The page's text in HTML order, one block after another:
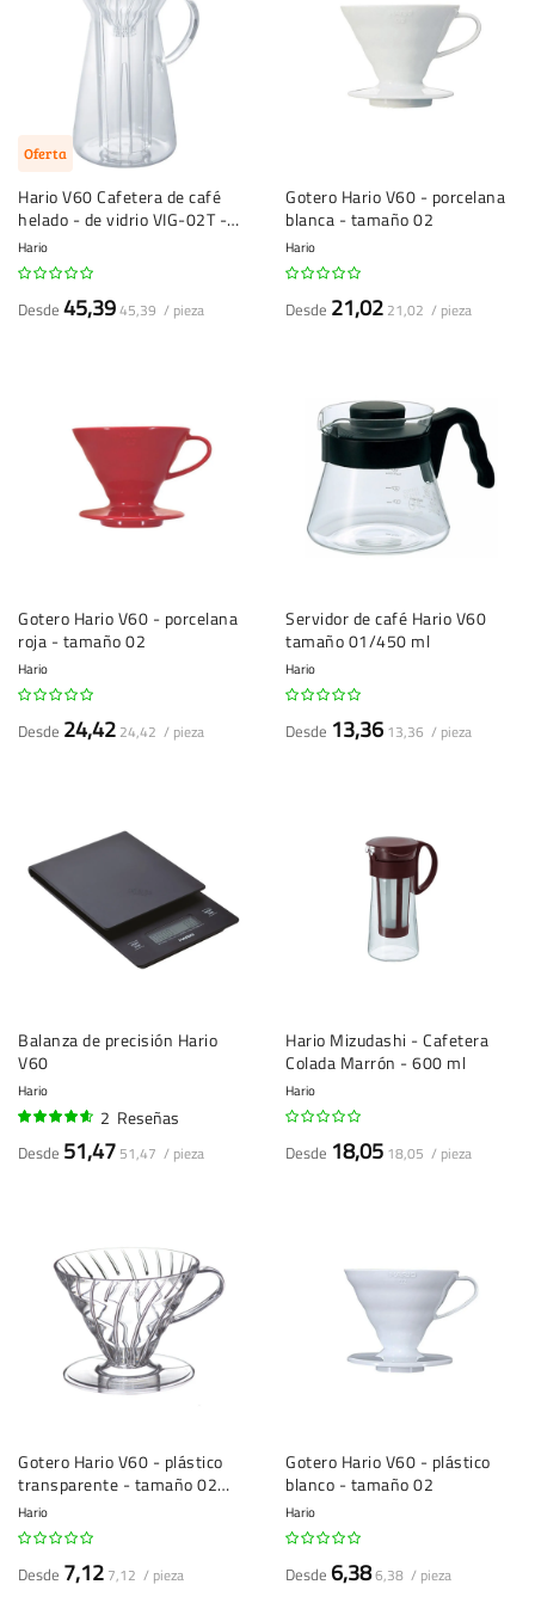
Oferta
Hario V60 Cafetera de café
helado - de vidrio VIG-02T -
700 ml
Hario
Desde 45,3945,39 / pieza
Gotero Hario V60 - porcelana
blanca - tamaño 02
Hario
Desde 21,02 21,02 / pieza
Gotero Hario V60 - porcelana
roja - tamaño 02
Hario
Desde 24,42 24,42 / pieza
Servidor de café Hario V60
tamaño 01/450 ml
Hario
Desde 13,36 13,36 / pieza
Balanza de precisión Hario
V60
Hario
2 Reseñas
Desde 51,47 51,47 / pieza
Hario Mizudashi - Cafetera
Colada Marrón - 600 ml
Hario
Desde 18,05 18,05 / pieza
Gotero Hario V60 - plástico
transparente - tamaño 02
(VD-02T/VDR-02T)
Hario
Desde 7,12 7,12 / pieza
Gotero Hario V60 - plástico
blanco - tamaño 02
Hario
Desde 6,386,38 / pieza